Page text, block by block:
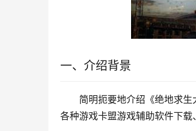
一、介绍背景
简明扼要地介绍《绝地求
各种游戏卡盟游戏辅助软件下载